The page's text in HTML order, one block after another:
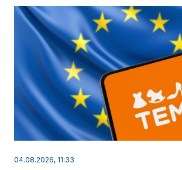
04.08.2026, 11:33